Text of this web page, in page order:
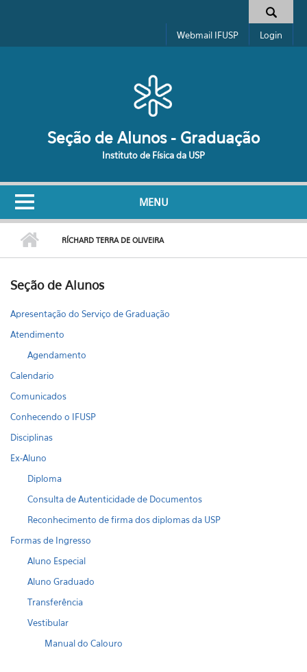
Formulário de busca
Webmail IFUSP Login
Seção de Alunos - Graduação
Instituto de Física da USP
MENU
RÍCHARD TERRA DE OLIVEIRA
Seção de Alunos
Apresentação do Serviço de Graduação
Atendimento
Agendamento
Calendario
Comunicados
Conhecendo o IFUSP
Disciplinas
Ex-Aluno
Diploma
Consulta de Autenticidade de Documentos
Reconhecimento de firma dos diplomas da USP
Formas de Ingresso
Aluno Especial
Aluno Graduado
Transferência
Vestibular
Manual do Calouro